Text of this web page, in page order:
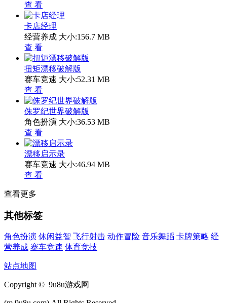
查 看
卡店经理
经营养成 大小:156.7 MB
查 看
扭矩漂移破解版
赛车竞速 大小:52.31 MB
查 看
侏罗纪世界破解版
角色扮演 大小:36.53 MB
查 看
漂移启示录
赛车竞速 大小:46.94 MB
查 看
查看更多
其他标签
角色扮演 休闲益智 飞行射击 动作冒险 音乐舞蹈 卡牌策略 经
营养成 赛车竞速 体育竞技
站点地图
Copyright © 9u8u游戏网